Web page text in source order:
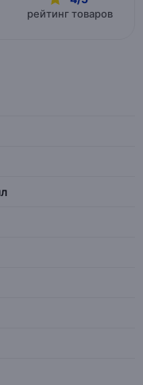
рейтинг товаров